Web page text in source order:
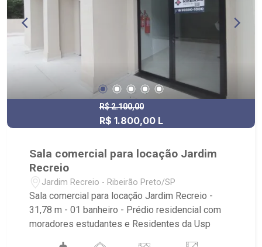
R$ 2.100,00
R$ 1.800,00 L
Sala comercial para locação Jardim
Recreio
Jardim Recreio - Ribeirão Preto/SP
Sala comercial para locação Jardim Recreio -
31,78 m - 01 banheiro - Prédio residencial com
moradores estudantes e Residentes da Usp